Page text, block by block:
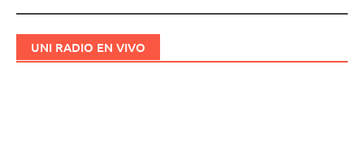
UNI RADIO EN VIVO